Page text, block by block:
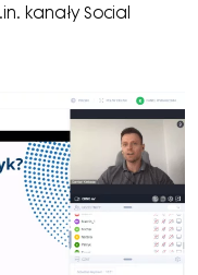
kanały Social